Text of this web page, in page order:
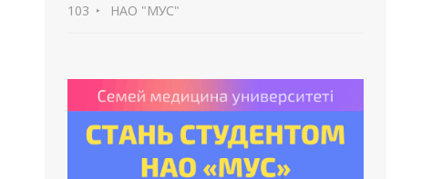
103
НАО "МУС"